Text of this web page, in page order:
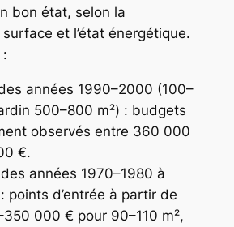
bon état, selon la
et l’état énergétique.
années 1990–2000 (100–
500–800 m²) : budgets
observés entre 360 000
€.
années 1970–1980 à
points d’entrée à partir de
000 € pour 90–110 m²,